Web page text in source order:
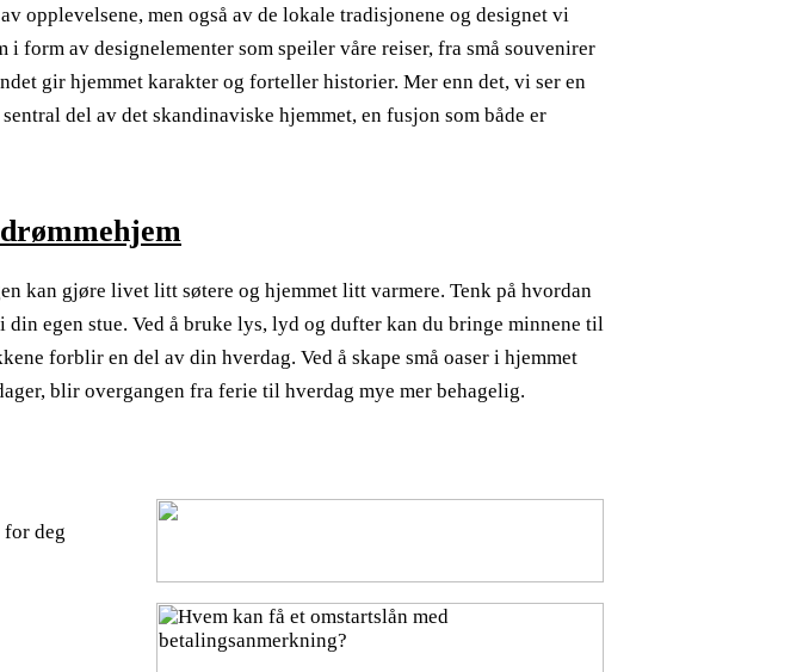
opplevelsene, men også av de lokale tradisjonene og designet vi
i form av designelementer som speiler våre reiser, fra små souvenirer
gir hjemmet karakter og forteller historier. Mer enn det, vi ser en
del av det skandinaviske hjemmet, en fusjon som både er
kan gjøre livet litt søtere og hjemmet litt varmere. Tenk på hvordan
egen stue. Ved å bruke lys, lyd og dufter kan du bringe minnene til
forblir en del av din hverdag. Ved å skape små oaser i hjemmet
blir overgangen fra ferie til hverdag mye mer behagelig.
for deg